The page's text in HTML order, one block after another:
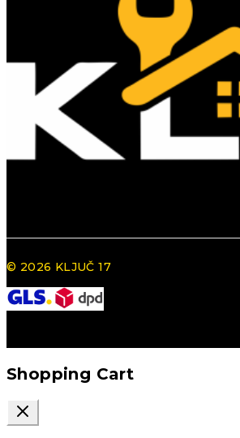
© 2026 KLJUČ 17
Shopping Cart